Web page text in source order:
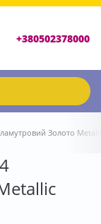
+380502378000
Золото